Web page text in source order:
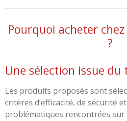
Pourquoi acheter
?
Une sélection issue du
Les produits proposés sont
critères d’efficacité, de sécurité
problématiques rencontrées sur